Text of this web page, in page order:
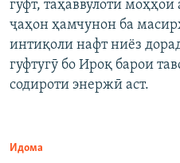
гуфт, таҳаввулоти
ҷаҳон ҳамчунон ба
интиқоли нафт ниёз
гуфтугӯ бо Ироқ барои
содироти энержӣ аст.
Идома